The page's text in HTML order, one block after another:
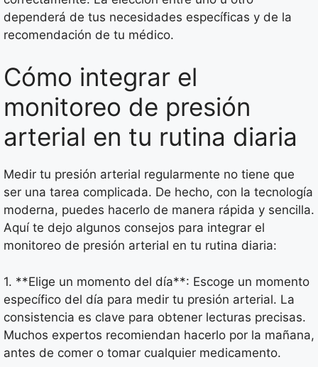
dependerá de tus necesidades específicas y de la
recomendación de tu médico.
Cómo integrar el
monitoreo de presión
arterial en tu rutina diaria
Medir tu presión arterial regularmente no tiene que
ser una tarea complicada. De hecho, con la tecnología
moderna, puedes hacerlo de manera rápida y sencilla.
Aquí te dejo algunos consejos para integrar el
monitoreo de presión arterial en tu rutina diaria:
1. **Elige un momento del día**: Escoge un momento
específico del día para medir tu presión arterial. La
consistencia es clave para obtener lecturas precisas.
Muchos expertos recomiendan hacerlo por la mañana,
antes de comer o tomar cualquier medicamento.